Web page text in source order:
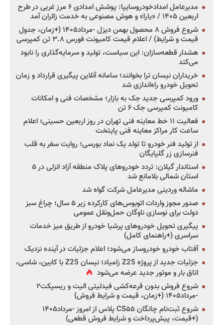
مدیرعامل امدادخودروسایپا: پوشش امدادی ۶ مرز غربی در طرح
اربعین ۱۴۰۵ / «یارا» و هوش مصنوعی به خدمت زائران آمد
شروع فروش ۸ محصول بهمن دیزل -مرداد۱۴۰۵ (+زمان، جدول
قیمت و شرایط) / اعلام قیمت کامیونت فورس ۳.۸ تن کمپرسی
هشدار قطعه‌سازان: این سیاست، تولید و سرمایه‌گذاری را نابود
می‌کند
خریداران نیسان ترا بخوانند؛ سامانه آنلاین پیگیری قرارداد و زمان
تحویل خودرو راه‌اندازی شد
ورود کمپرسی جدید جک به بازار؛ مشخصات فنی و امکانات
کامیونت کمپرسی جک ۶ تن
فعالیت ۱۱ خط معاینه فنی تهران در روز اربعین حسینی؛ اعلام
ساعت کار مراکز معاینه فنی پایتخت
از تولید فنر خودرو تا تولد یک نماد بورسی؛ روایت سفر به قلب
فنرسازی زر گلپایگان
استاندار گیلان: تردد خودروهای پلاک منطقه آزاد انزلی در ۵
استان شمالی بلامانع شد
ماشاله وردینی مدیرعامل شرکت گواه شد
صدور مجوز واردات اتوبوس‌های کارکرده زیر ۵ سال؛ چراغ سبز
دولت برای نوسازی ناوگان حمل‌ونقل عمومی
پیگیری تحویل خودروهای پرشیا خودرو از طریق میز خدمات
سراسری (+راهنمای کامل)
آفتاب خودرو خودروساز می‌شود؛ اعلام جزئیات در آینده نزدیک
جزئیات جدید از پروژه Z25 زامیاد؛ نیسان Z25 با کابین، شاسی،
اتاق بار و موتور جدید عرضه می‌شود
شروع فروش بدون قرعه‌کشی فیدلیتی الیت و ریسپکت۲
-مرداد۱۴۰۵ (+زمان، قیمت و شرایط فروش)
شروع ثبت‌نام چانگان CS۵۵ پلاس از امروز -مرداد۱۴۰۵
(+قیمت، پیش‌پرداخت و شرایط فروش قطعی)